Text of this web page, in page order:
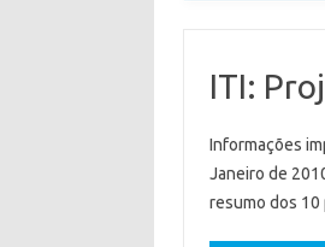
ITI:
Informações
Janeiro de
resumo dos 10